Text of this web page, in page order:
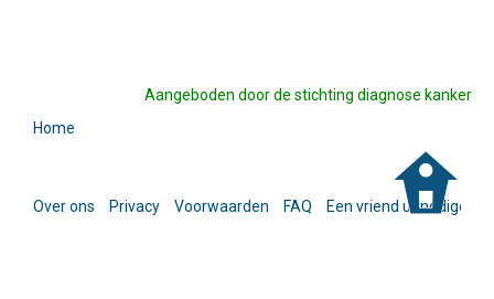
Home
Aangeboden door de stichting diagnose kanker
Over ons Privacy Voorwaarden FAQ Een vriend uitnodigen